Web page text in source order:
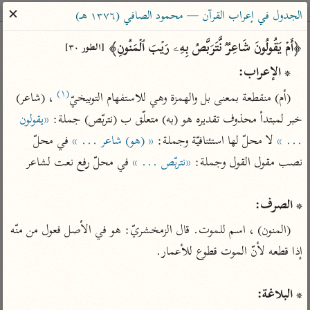
ساهم معنا في نشر القرآن والعلم الشرعي
الباحث القرآني
بحث تفسير
Type 2 or more characters for results.
Type 1 or more
characters for results.
تفسير الطبري
تفسير ابن كثير
تفسير القرطبي
فتح القدير للشوكاني
تفسير ابن جزي
معاصرة
المختصر في
التفسير
الجدول في إعراب القرآن — محمود الصافي (١٣٧٦ هـ)
✕
﴿أَمۡ یَقُولُونَ شَاعِرࣱ نَّتَرَبَّصُ بِهِۦ رَیۡبَ ٱلۡمَنُونِ﴾ [الطور ٣٠]
* الإعراب:
(أم) منقطعة بمعنى بل والهمزة وهي للاستفهام التوبيخيّ(١)
خبر لمبتدأ محذوف تقديره هو (به) متعلّق ب (نتربّص) جملة:
... » لا محلّ لها استئنافيّة وجملة: « (هو) شاعر ... »
نصب مقول القول وجملة: «نتربّص ... »
في محلّ رفع نعت لشاعر
* الصرف:
* البلاغة: